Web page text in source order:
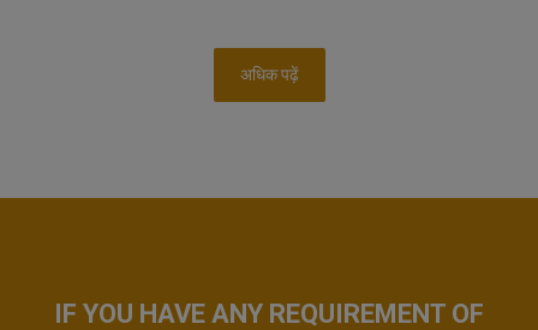
अधिक पढ़ें
IF YOU HAVE ANY REQUIREMENT OF